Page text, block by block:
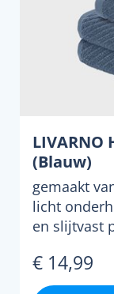
LIVARNO
(Blauw)
gemaakt
licht
en slijtvast
€ 14,99